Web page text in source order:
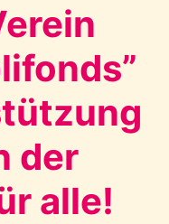
der
alle!